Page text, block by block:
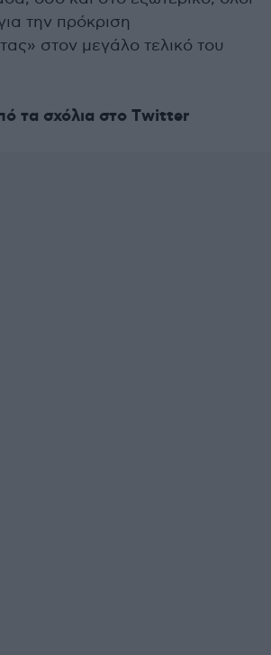
την πρόκριση
στον μεγάλο τελικό του
τα σχόλια στο Τwitter